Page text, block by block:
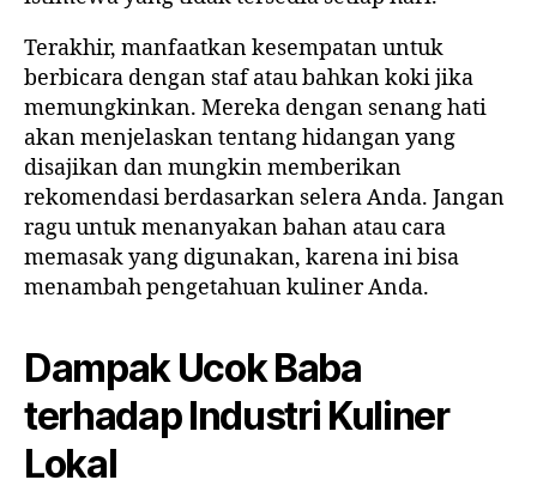
Terakhir, manfaatkan kesempatan untuk
berbicara dengan staf atau bahkan koki jika
memungkinkan. Mereka dengan senang hati
akan menjelaskan tentang hidangan yang
disajikan dan mungkin memberikan
rekomendasi berdasarkan selera Anda. Jangan
ragu untuk menanyakan bahan atau cara
memasak yang digunakan, karena ini bisa
menambah pengetahuan kuliner Anda.
Dampak Ucok Baba
terhadap Industri Kuliner
Lokal